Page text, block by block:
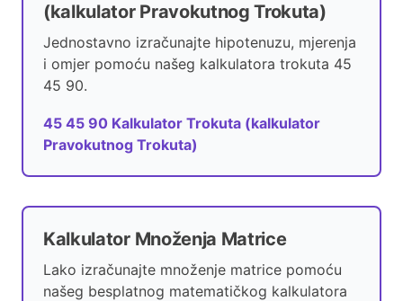
(kalkulator Pravokutnog Trokuta)
Jednostavno izračunajte hipotenuzu, mjerenja
i omjer pomoću našeg kalkulatora trokuta 45
45 90.
45 45 90 Kalkulator Trokuta (kalkulator
Pravokutnog Trokuta)
Kalkulator Množenja Matrice
Lako izračunajte množenje matrice pomoću
našeg besplatnog matematičkog kalkulatora